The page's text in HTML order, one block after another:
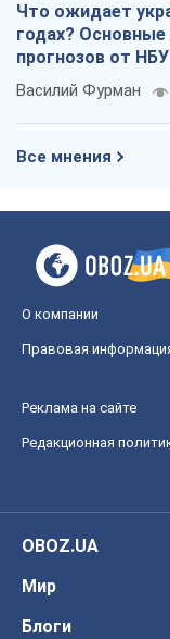
Что ожидает
годах?
прогнозов от НБУ
Василий Фурман
Все мнения
О компании
Правовая
Реклама на сайте
Редакционная
OBOZ.UA
Мир
Блоги